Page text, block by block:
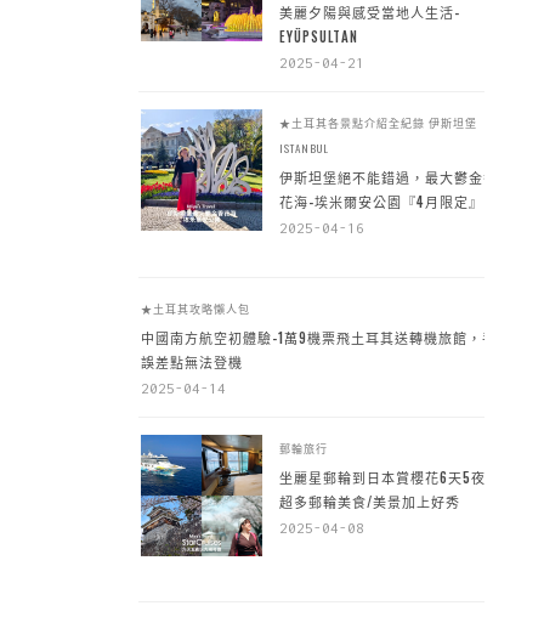
美麗夕陽與感受當地人生活-
EYÜPSULTAN
2025-04-21
★土耳其各景點介紹全紀錄 伊斯坦堡
ISTANBUL
伊斯坦堡絕不能錯過，最大鬱金香
花海-埃米爾安公園『4月限定』
2025-04-16
★土耳其攻略懶人包
中國南方航空初體驗-1萬9機票飛土耳其送轉機旅館，手
誤差點無法登機
2025-04-14
郵輪旅行
坐麗星郵輪到日本賞櫻花6天5夜，
超多郵輪美食/美景加上好秀
2025-04-08